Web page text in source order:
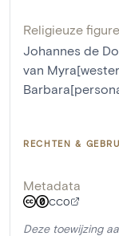
Religieuze
Johannes de
van
RECHTEN &
Metadata
CC0
Deze toewijzing